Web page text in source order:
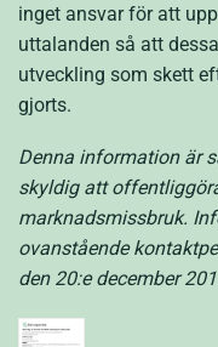
inget ansvar för att
uttalanden så att
utveckling som skett
gjorts.
Denna information är
skyldig att
marknadsmissbruk.
ovanstående
den 20:e december